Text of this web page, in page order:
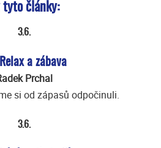
tyto články:
3.6.
a zábava
Prchal
si od zápasů odpočinuli.
3.6.